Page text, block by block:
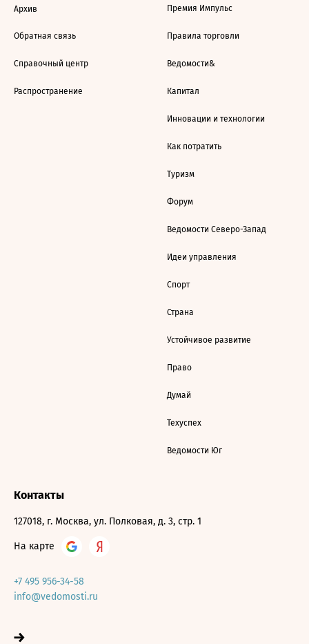
Архив
Обратная связь
Справочный центр
Распространение
Премия Импульс
Правила торговли
Ведомости&
Капитал
Инновации и технологии
Как потратить
Туризм
Форум
Ведомости Северо-Запад
Идеи управления
Спорт
Страна
Устойчивое развитие
Право
Думай
Техуспех
Ведомости Юг
Контакты
127018, г. Москва, ул. Полковая, д. 3, стр. 1
На карте
+7 495 956-34-58
info@vedomosti.ru